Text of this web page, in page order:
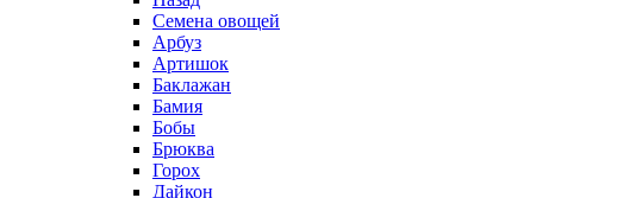
Семена овощей
Арбуз
Артишок
Баклажан
Бамия
Бобы
Брюква
Горох
Дайкон